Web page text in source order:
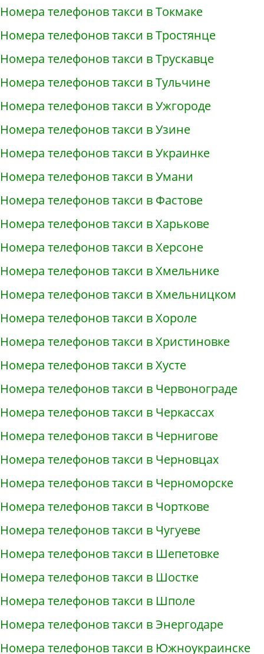
Номера телефонов такси в Токмаке
Номера телефонов такси в Тростянце
Номера телефонов такси в Трускавце
Номера телефонов такси в Тульчине
Номера телефонов такси в Ужгороде
Номера телефонов такси в Узине
Номера телефонов такси в Украинке
Номера телефонов такси в Умани
Номера телефонов такси в Фастове
Номера телефонов такси в Харькове
Номера телефонов такси в Херсоне
Номера телефонов такси в Хмельнике
Номера телефонов такси в Хмельницком
Номера телефонов такси в Хороле
Номера телефонов такси в Христиновке
Номера телефонов такси в Хусте
Номера телефонов такси в Червонограде
Номера телефонов такси в Черкассах
Номера телефонов такси в Чернигове
Номера телефонов такси в Черновцах
Номера телефонов такси в Черноморске
Номера телефонов такси в Чорткове
Номера телефонов такси в Чугуеве
Номера телефонов такси в Шепетовке
Номера телефонов такси в Шостке
Номера телефонов такси в Шполе
Номера телефонов такси в Энергодаре
Номера телефонов такси в Южноукраинске